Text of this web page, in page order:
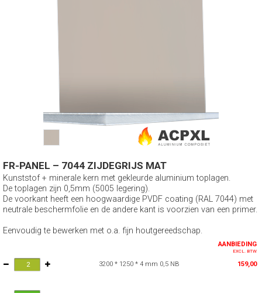
FR-PANEL – 7044 ZIJDEGRIJS MAT
Kunststof + minerale kern met gekleurde aluminium toplagen.
De toplagen zijn 0,5mm (5005 legering).
De voorkant heeft een hoogwaardige PVDF coating (RAL 7044) met
neutrale beschermfolie en de andere kant is voorzien van een primer.
Eenvoudig te bewerken met o.a. fijn houtgereedschap.
AANBIEDING
EXCL. BTW
3200 * 1250 * 4 mm 0,5 NB 159,00